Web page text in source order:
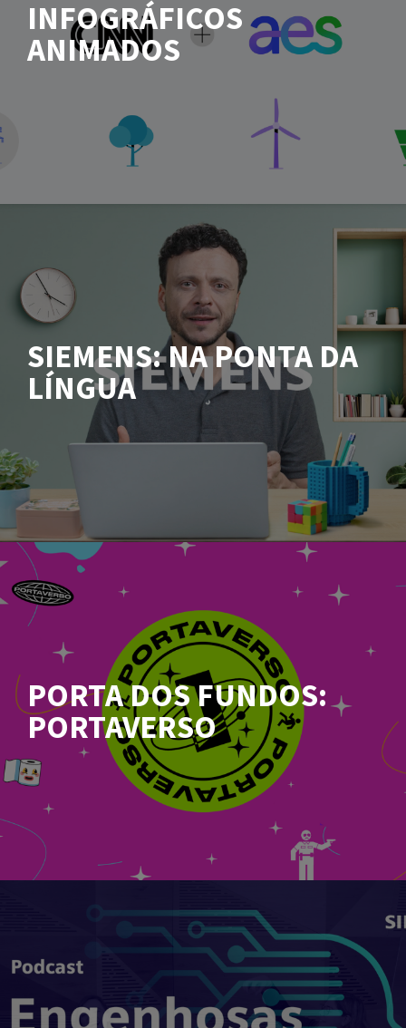
INFOGRÁFICOS
ANIMADOS
SIEMENS: NA PONTA DA
LÍNGUA
PORTA DOS FUNDOS:
PORTAVERSO